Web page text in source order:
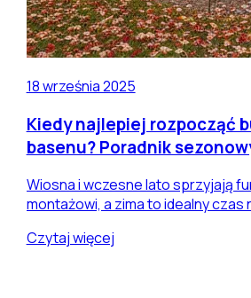
18 września 2025
Kiedy najlepiej rozpocząć
basenu? Poradnik
Wiosna i wczesne lato sprzyjają
montażowi, a zima to idealny czas
basenu w Podkarpaciu i
Czytaj więcej